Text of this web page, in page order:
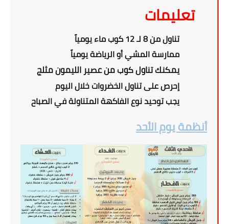
تعليمات
تناول من 8 لـ 12 كوب ماء يومياً
ممارسة المشي أو الرياضة يومياً
يمكنك تناول كوب من عصير الليمون مثلج
إحرص على تناول الخضروات خلال اليوم
يجب توحيد نوع الفاكهة المتناولة في الصباح
أنظمة يوم الأحد